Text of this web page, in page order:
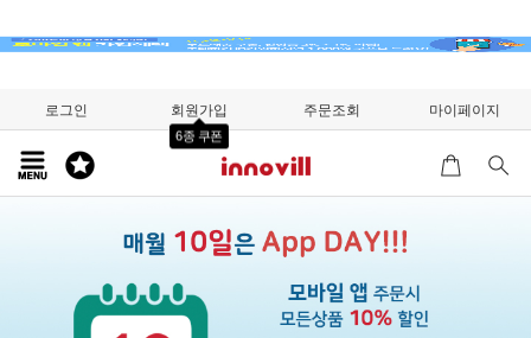
로그인 회원가입
6종 쿠폰
주문조회 마이페이지